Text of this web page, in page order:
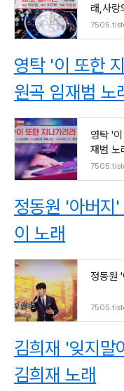
래,사랑
영탁 '이 또한
원곡 임재범 노
영탁 '
재범 노
정동원 '아버지
이 노래
정동원
김희재 '잊지말
김희재 노래